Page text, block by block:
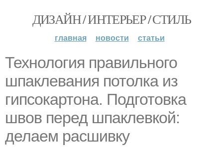
ДИЗАЙН / ИНТЕРЬЕР / СТИЛЬ
главная новости статьи
Технология правильного
шпаклевания потолка из
гипсокартона. Подготовка
швов перед шпаклевкой:
делаем расшивку